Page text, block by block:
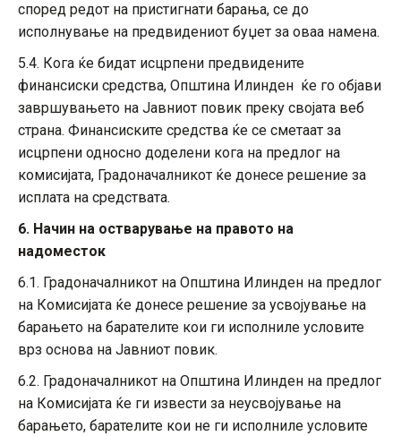
според редот на пристигнати барања, се до
исполнување на предвидениот буџет за оваа намена.
5.4. Кога ќе бидат исцрпени предвидените
финансиски средства, Општина Илинден ќе го објави
завршувањето на Јавниот повик преку својата веб
страна. Финансиските средства ќе се сметаат за
исцрпени односно доделени кога на предлог на
комисијата, Градоначалникот ќе донесе решение за
исплата на средствата.
6. Начин на остварување на правото на
надоместок
6.1. Градоначалникот на Општина Илинден на предлог
на Комисијата ќе донесе решение за усвојување на
барањето на барателите кои ги исполниле условите
врз основа на Јавниот повик.
6.2. Градоначалникот на Општина Илинден на предлог
на Комисијата ќе ги извести за неусвојување на
барањето, барателите кои не ги исполниле условите